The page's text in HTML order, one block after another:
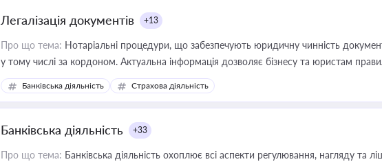
Легалізація документів +13
Про що тема: Нотаріальні процедури, що забезпечують юридичну чинність
у тому числі за кордоном. Актуальна інформація дозволяє бізнесу та юристам
ризиків недійсності та забезпечувати їх належне прийняття органами влади та
Банківська діяльність Страхова діяльність
Банківська діяльність +33
Про що тема: Банківська діяльність охоплює всі аспекти регулювання, нагляду та